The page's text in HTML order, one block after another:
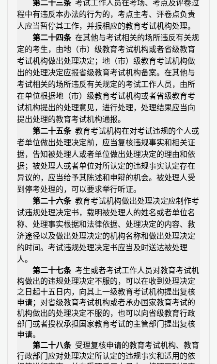
第二十三条 考试工作人员在考场、考点及评卷过
程中有违反本办法的行为的，考点主考、评卷点负责
人应当暂停其工作，并报相应的教育考试机构处理。
第二十四条 在其他与考试相关的场所违反有关规
定的考生，由地（市）级教育考试机构或者省级教育
考试机构做出处理决定；地（市）级教育考试机构做
出的处理决定应报省级教育考试机构备案。在其他与
考试相关的场所违反有关规定的考试工作人员，由所
在单位根据地（市）级教育考试机构或者省级教育考
试机构提出的处理意见，进行处理，处理结果应当向
提出处理的教育考试机构通报。
第二十五条 教育考试机构在对考试违规的个人或
者单位做出处理决定前，应当复核违规事实和相关证
据，告知被处理人或者单位做出处理决定的理由和依
据；被处理人或者单位对所认定的违规事实认定存在
异议的，应当给予其陈述和申辩的机会。被处理人受
到停考处理的，可以要求举行听证。
第二十六条 教育考试机构做出处理决定应制作考
试违规处理决定书，载明被处理人的姓名或者单位名
称、处理事实根据和法律依据、处理决定的内容、救
济途径以及做出处理决定的机构名称和做出处理决定
的时间。考试违规处理决定书应当及时送达被处理
人。
第二十七条 考生或者考试工作人员对教育考试机
构做出的违规处理决定不服的，可以在收到处理决定
之日起十五日内，向其上一级教育考试机构提出复核
申请；对省级教育考试机构或者承办国家教育考试的
机构做出的处理决定不服的，也可以向省级教育行政
部门或者授权承担国家教育考试的主管部门提出复核
申请。
第二十八条 受理复核申请的教育考试机构、教育
行政部门应对处理决定所认定的违规事实和适用的依